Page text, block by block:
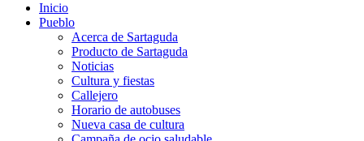
Inicio
Pueblo
Acerca de Sartaguda
Producto de Sartaguda
Noticias
Cultura y fiestas
Callejero
Horario de autobuses
Nueva casa de cultura